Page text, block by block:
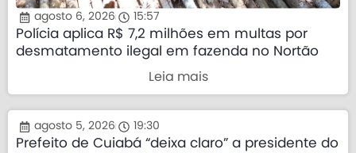
agosto 6, 2026 15:57
Polícia aplica R$ 7,2 milhões em multas por
desmatamento ilegal em fazenda no Nortão
Leia mais
agosto 5, 2026 19:30
Prefeito de Cuiabá “deixa claro” a presidente do